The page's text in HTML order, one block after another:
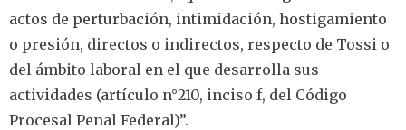
actos de perturbación, intimidación, hostigamiento
o presión, directos o indirectos, respecto de Tossi o
del ámbito laboral en el que desarrolla sus
actividades (artículo n°210, inciso f, del Código
Procesal Penal Federal)”.